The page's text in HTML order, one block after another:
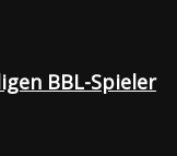
BBL-Spieler